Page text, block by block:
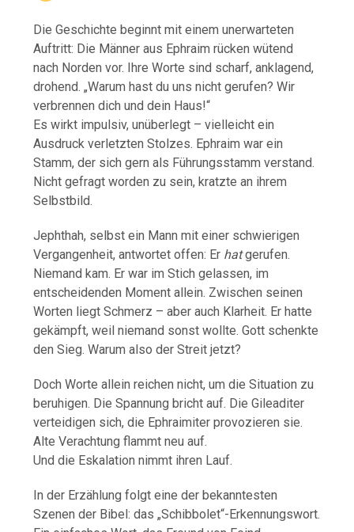
Die Geschichte beginnt mit einem unerwarteten
Auftritt: Die Männer aus Ephraim rücken wütend
nach Norden vor. Ihre Worte sind scharf, anklagend,
drohend. „Warum hast du uns nicht gerufen? Wir
verbrennen dich und dein Haus!“
Es wirkt impulsiv, unüberlegt – vielleicht ein
Ausdruck verletzten Stolzes. Ephraim war ein
Stamm, der sich gern als Führungsstamm verstand.
Nicht gefragt worden zu sein, kratzte an ihrem
Selbstbild.
Jephthah, selbst ein Mann mit einer schwierigen
Vergangenheit, antwortet offen: Er hatgerufen.
Niemand kam. Er war im Stich gelassen, im
entscheidenden Moment allein. Zwischen seinen
Worten liegt Schmerz – aber auch Klarheit. Er hatte
gekämpft, weil niemand sonst wollte. Gott schenkte
den Sieg. Warum also der Streit jetzt?
Doch Worte allein reichen nicht, um die Situation zu
beruhigen. Die Spannung bricht auf. Die Gileaditer
verteidigen sich, die Ephraimiter provozieren sie.
Alte Verachtung flammt neu auf.
Und die Eskalation nimmt ihren Lauf.
In der Erzählung folgt eine der bekanntesten
Szenen der Bibel: das „Schibbolet“-Erkennungswort.